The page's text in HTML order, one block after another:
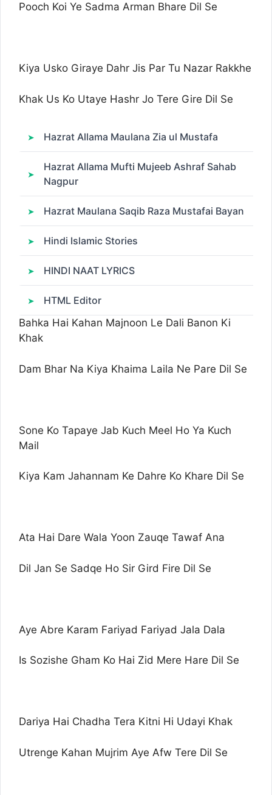
Pooch Koi Ye Sadma Arman Bhare Dil Se
Kiya Usko Giraye Dahr Jis Par Tu Nazar Rakkhe
Khak Us Ko Utaye Hashr Jo Tere Gire Dil Se
Hazrat Allama Maulana Zia ul Mustafa
Hazrat Allama Mufti Mujeeb Ashraf Sahab
Nagpur
Hazrat Maulana Saqib Raza Mustafai Bayan
Hindi Islamic Stories
HINDI NAAT LYRICS
HTML Editor
Bahka Hai Kahan Majnoon Le Dali Banon Ki
Khak
Dam Bhar Na Kiya Khaima Laila Ne Pare Dil Se
Sone Ko Tapaye Jab Kuch Meel Ho Ya Kuch
Mail
Kiya Kam Jahannam Ke Dahre Ko Khare Dil Se
Ata Hai Dare Wala Yoon Zauqe Tawaf Ana
Dil Jan Se Sadqe Ho Sir Gird Fire Dil Se
Aye Abre Karam Fariyad Fariyad Jala Dala
Is Sozishe Gham Ko Hai Zid Mere Hare Dil Se
Dariya Hai Chadha Tera Kitni Hi Udayi Khak
Utrenge Kahan Mujrim Aye Afw Tere Dil Se